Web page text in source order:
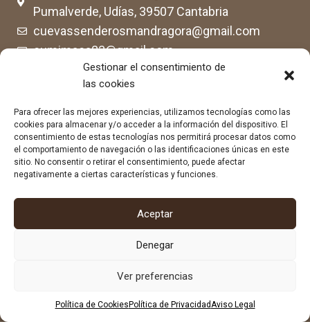
Gestionar el consentimiento de
las cookies
Para ofrecer las mejores experiencias, utilizamos tecnologías como las
cookies para almacenar y/o acceder a la información del dispositivo. El
consentimiento de estas tecnologías nos permitirá procesar datos como
el comportamiento de navegación o las identificaciones únicas en este
sitio. No consentir o retirar el consentimiento, puede afectar
negativamente a ciertas características y funciones.
Aceptar
Denegar
Ver preferencias
Política de Cookies Política de PrivacidadAviso Legal
Pumalverde, Udías, 39507 Cantabria
cuevassenderosmandragora@gmail.com
cumimaca23@gmail.com
678 96 72 55
684 602 697